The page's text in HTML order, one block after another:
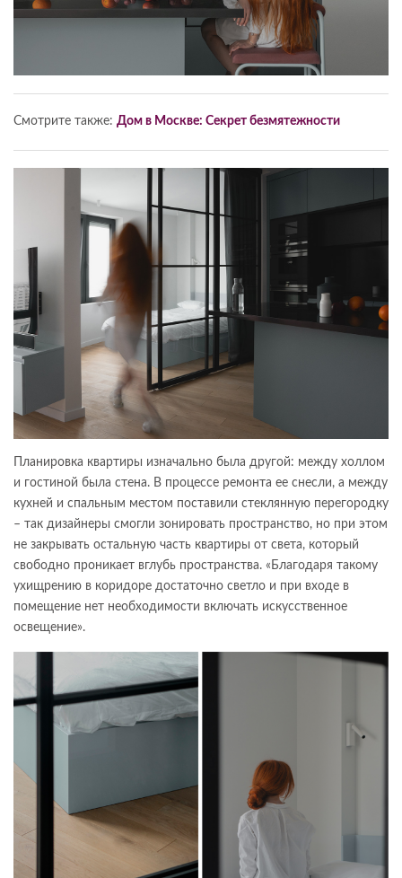
Смотрите также: Дом в Москве: Секрет безмятежности
Планировка квартиры изначально была другой: между холлом
и гостиной была стена. В процессе ремонта ее снесли, а между
кухней и спальным местом поставили стеклянную перегородку
– так дизайнеры смогли зонировать пространство, но при этом
не закрывать остальную часть квартиры от света, который
свободно проникает вглубь пространства. «Благодаря такому
ухищрению в коридоре достаточно светло и при входе в
помещение нет необходимости включать искусственное
освещение».